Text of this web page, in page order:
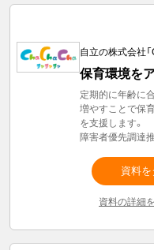
自立の株式会社
保育環境を
定期的に年齢に
増やすことで保
を支援します。
障害者優先調達
資料
資料の詳細